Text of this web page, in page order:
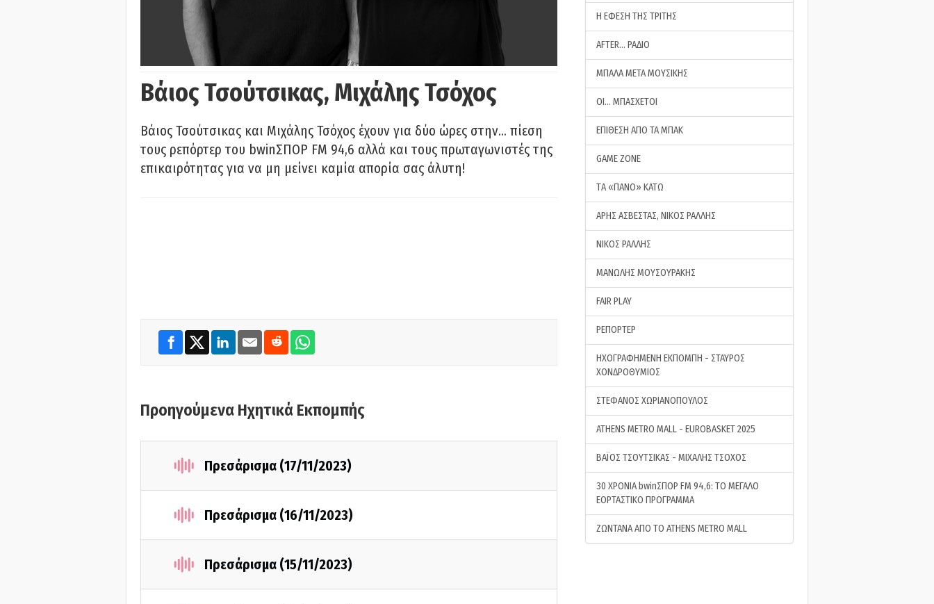
Βάιος Τσούτσικας, Μιχάλης Τσόχος
Βάιος Τσούτσικας και Μιχάλης Τσόχος έχουν για δύο ώρες στην… πίεση
τους ρεπόρτερ του bwinΣΠΟΡ FM 94,6 αλλά και τους πρωταγωνιστές της
επικαιρότητας για να μη μείνει καμία απορία σας άλυτη!
Προηγούμενα Ηχητικά Εκπομπής
Πρεσάρισμα (17/11/2023)
Πρεσάρισμα (16/11/2023)
Πρεσάρισμα (15/11/2023)
Η ΕΦΕΣΗ ΤΗΣ ΤΡΙΤΗΣ
AFTER… ΡΑΔΙΟ
ΜΠΑΛΑ ΜΕΤΑ ΜΟΥΣΙΚΗΣ
ΟΙ… ΜΠΑΣΧΕΤΟΙ
ΕΠΙΘΕΣΗ ΑΠΟ ΤΑ ΜΠΑΚ
GAME ZONE
ΤA «ΠΑΝΟ» ΚΑΤΩ
ΑΡΗΣ ΑΣΒΕΣΤΑΣ, ΝΙΚΟΣ ΡΑΛΛΗΣ
ΝΙΚΟΣ ΡΑΛΛΗΣ
ΜΑΝΩΛΗΣ ΜΟΥΣΟΥΡΑΚΗΣ
FAIR PLAY
ΡΕΠΟΡΤΕΡ
ΗΧΟΓΡΑΦΗΜΕΝΗ ΕΚΠΟΜΠΗ - ΣΤΑΥΡΟΣ
ΧΟΝΔΡΟΘΥΜΙΟΣ
ΣΤΕΦΑΝΟΣ ΧΩΡΙΑΝΟΠΟΥΛΟΣ
ATHENS METRO MALL - EUROBASKET 2025
ΒΑΪΟΣ ΤΣΟΥΤΣΙΚΑΣ - ΜΙΧΑΛΗΣ ΤΣΟΧΟΣ
30 ΧΡΟΝΙΑ bwinΣΠΟΡ FM 94,6: ΤΟ ΜΕΓΑΛΟ
ΕΟΡΤΑΣΤΙΚΟ ΠΡΟΓΡΑΜΜΑ
ΖΩΝΤΑΝΑ ΑΠΟ ΤΟ ATHENS METRO MALL